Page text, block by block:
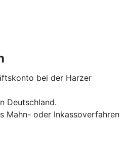
bei der Harzer
Deutschland.
Mahn- oder Inkassoverfahren